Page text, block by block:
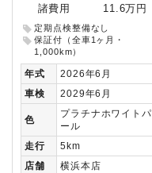
諸費用
11.6万円
定期点検整備なし
保証付（全車1ヶ月・
1,000km）
年式
2026年6月
車検
2029年6月
色
プラチナホワイトパ
ール
走行
5km
店舗
横浜本店